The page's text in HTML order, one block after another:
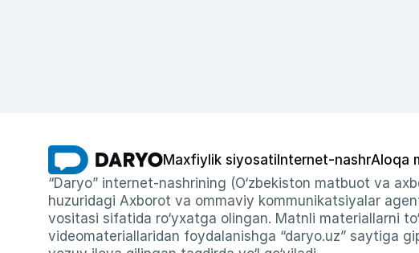
Maxfiylik siyosati Internet-nashrAloqa
“Daryo” internet-nashrining (O‘zbekiston matbuot va
huzuridagi Axborot va ommaviy kommunikatsiyalar
vositasi sifatida ro‘yxatga olingan. Matnli materiallarni
videomateriallaridan foydalanishga “daryo.uz” saytiga